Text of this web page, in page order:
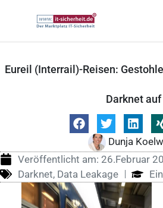
Eureil (Interrail)-Reisen:
Darknet auf
Dunja
Veröffentlicht am: 26.Februar
Darknet, Data Leakage